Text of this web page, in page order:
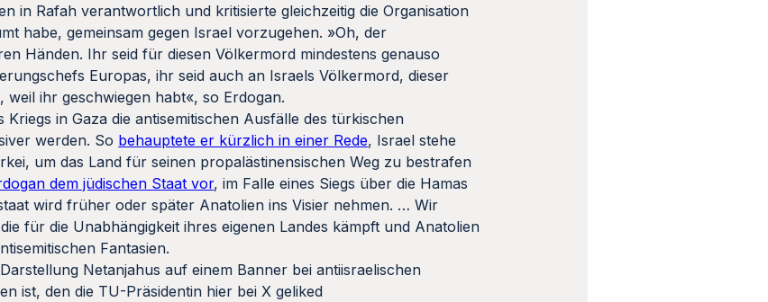
in Rafah verantwortlich und kritisierte gleichzeitig die Organisation
habe, gemeinsam gegen Israel vorzugehen. »Oh, der
Händen. Ihr seid für diesen Völkermord mindestens genauso
Europas, ihr seid auch an Israels Völkermord, dieser
ihr geschwiegen habt«, so Erdogan.
in Gaza die antisemitischen Ausfälle des türkischen
werden. So behauptete er kürzlich in einer Rede, Israel stehe
um das Land für seinen propalästinensischen Weg zu bestrafen
dem jüdischen Staat vor, im Falle eines Siegs über die Hamas
wird früher oder später Anatolien ins Visier nehmen. … Wir
für die Unabhängigkeit ihres eigenen Landes kämpft und Anatolien
Fantasien.
Netanjahus auf einem Banner bei antiisraelischen
ist, den die TU-Präsidentin hier bei X geliked